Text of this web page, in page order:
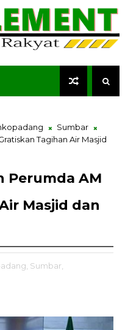
Sumbar
Tagihan Air Masjid
Perumda AM
Masjid dan
Sumbar,